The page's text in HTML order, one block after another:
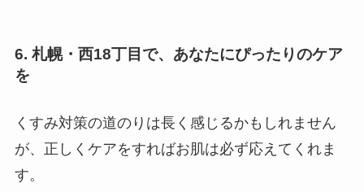
6. 札幌・西18丁目で、あなたにぴったりのケア
を
くすみ対策の道のりは長く感じるかもしれません
が、正しくケアをすればお肌は必ず応えてくれま
す。